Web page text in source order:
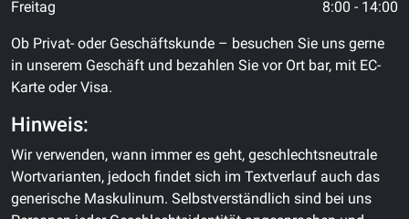
Freitag
8:00 - 14:00
Ob Privat- oder Geschäftskunde – besuchen Sie uns gerne
in unserem Geschäft und bezahlen Sie vor Ort bar, mit EC-
Karte oder Visa.
Hinweis:
Wir verwenden, wann immer es geht, geschlechtsneutrale
Wortvarianten, jedoch findet sich im Textverlauf auch das
generische Maskulinum. Selbstverständlich sind bei uns